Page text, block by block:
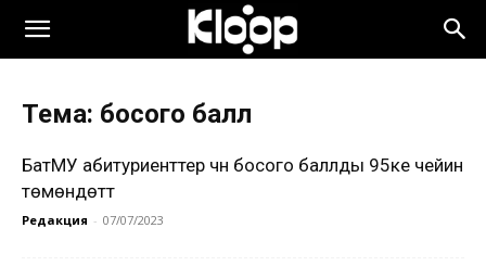
Тема: босого балл
БатМУ абитуриенттер үчүн босого баллды 95ке чейин
төмөндөттү
Редакция - 07/07/2023